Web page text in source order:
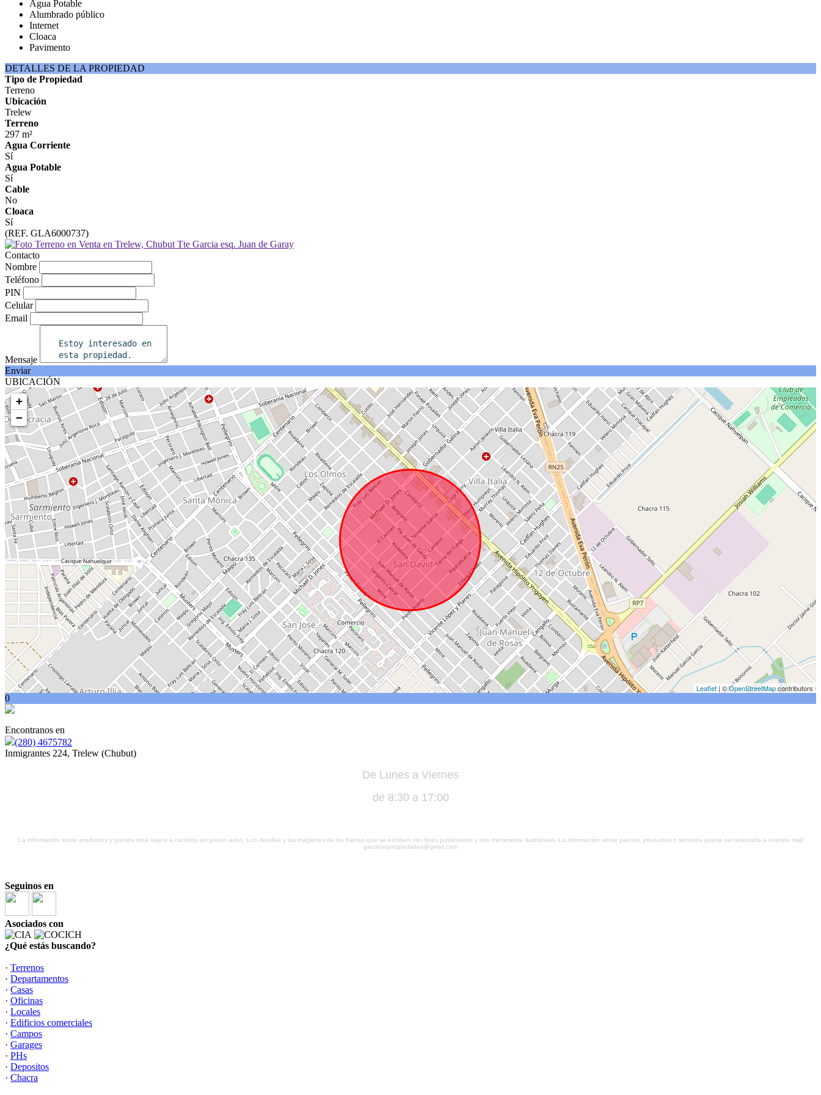
Agua Potable
Alumbrado público
Internet
Cloaca
Pavimento
DETALLES DE LA PROPIEDAD
Tipo de Propiedad
Terreno
Ubicación
Trelew
Terreno
297 m²
Agua Corriente
Sí
Agua Potable
Sí
Cable
No
Cloaca
Sí
(REF. GLA6000737)
Contacto
Nombre
Teléfono
PIN
Celular
Email
Mensaje
Enviar
UBICACIÓN
+
−
Leaflet | ©OpenStreetMapcontributors
0
Encontranos en
(280) 4675782
Inmigrantes 224, Trelew (Chubut)
De Lunes a Viernes
de 8:30 a 17:00
La información sobre productos y precios está sujeta a cambios sin previo aviso. Los detalles y las imágenes de los bienes que se exhiben con fines publicitarios y son meramente ilustrativas. La información sobre precios, productos o servicios puede ser solicitada a nuestro mail
garzoniopropiedades@gmail.com
Seguinos en
Asociados con
¿Qué estás buscando?
· Terrenos
· Departamentos
· Casas
· Oficinas
· Locales
· Edificios comerciales
· Campos
· Garages
· PHs
· Depositos
· Chacra